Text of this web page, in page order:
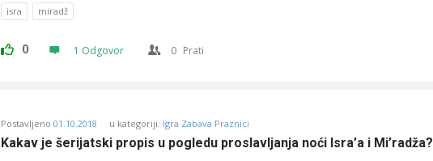
isra miradž
0 1 Odgovor 0 Prati
Postavljeno 01.10.2018 u kategoriji: Igra Zabava Praznici
Kakav je šerijatski propis u pogledu proslavljanja noći Isra’a i Mi’radža?